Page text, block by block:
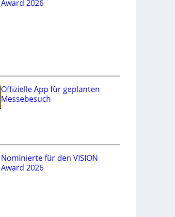
eAward 2026
Offizielle App für geplanten
Messebesuch
Nominierte für den VISION
Award 2026